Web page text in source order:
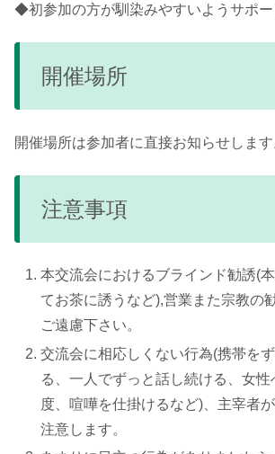
◆初参加の方が馴染みやすいようサポー
開催場所
開催場所は参加者に直接お知らせします
注意事項
本交流会におけるブラインド勧誘(
てお茶に誘うなど),営業また宗教の
ご遠慮下さい。
交流会に相応しくない行為(携帯を
る、一人でずっと話し続ける、女
度、喧嘩を仕掛けるなど)、主宰者
注意します。